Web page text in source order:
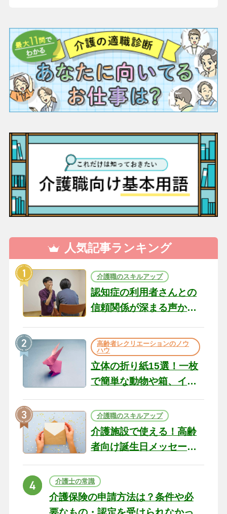
人気記事ランキング
介護職のスキルアップ
認知症の利用者さんとの
信頼関係が深まる声かけ
の現場から（22）
高齢者レクリエーションのノウ
ハウ
立体の折り紙15選！一枚
で簡単な動物や箱、イン
介護職のスキルアップ
介護施設で使える！高齢
者向け誕生日メッセージ
ト
介護士の常識
介護保険の申請方法は？条件や必